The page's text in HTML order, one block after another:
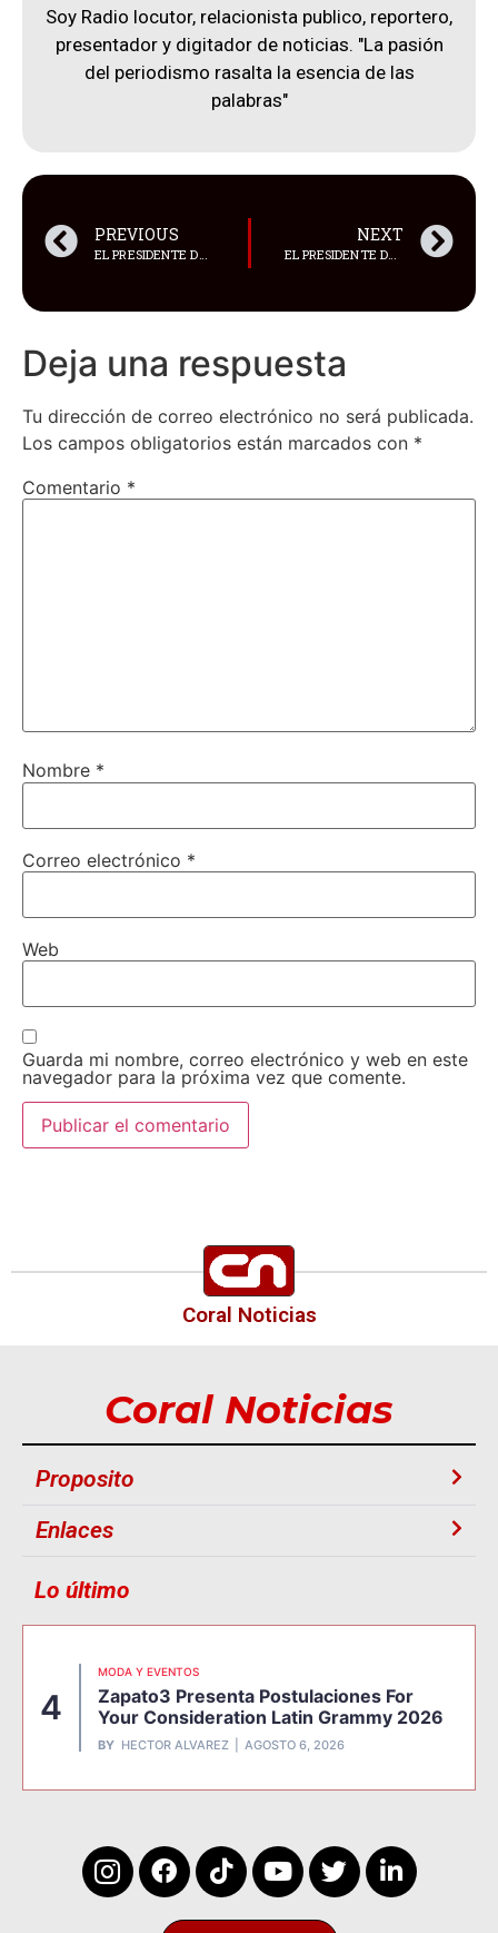
Soy Radio locutor, relacionista publico, reportero,
presentador y digitador de noticias. "La pasión
del periodismo rasalta la esencia de las
palabras"
PREVIOUS NEXT
Deja una respuesta
Tu dirección de correo electrónico no será publicada.
Los campos obligatorios están marcados con *
Comentario *
Nombre *
Correo electrónico *
Web
Guarda mi nombre, correo electrónico y web en este
navegador para la próxima vez que comente.
Coral Noticias
Coral Noticias
Proposito
Enlaces
Lo último
4
MODA Y EVENTOS
Zapato3 Presenta Postulaciones For
Your Consideration Latin Grammy 2026
BY HECTOR ALVAREZ AGOSTO 6, 2026